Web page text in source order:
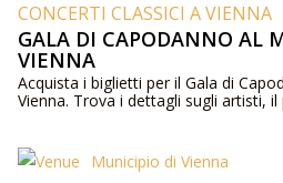
CONCERTI CLASSICI A VIENNA
GALA DI CAPODANNO AL
VIENNA
Acquista i biglietti per il Gala di
Vienna. Trova i dettagli sugli artisti,
Municipio di Vienna